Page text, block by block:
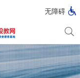
无障碍